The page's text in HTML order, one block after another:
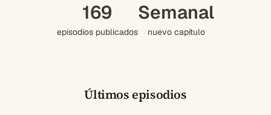
169
episodios publicados
Semanal
nuevo capítulo
Últimos episodios